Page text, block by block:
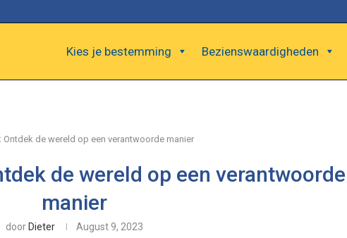
Kies je bestemming Bezienswaardigheden
Ontdek de wereld op een verantwoorde manier
de wereld op een verantwoorde
manier
door Dieter August 9, 2023